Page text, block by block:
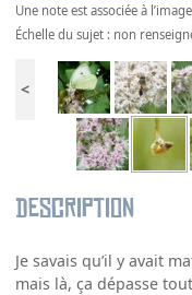
Une note est associée à
Échelle du sujet : non
<
Description
Je savais qu’il y avait
mais là, ça dépasse